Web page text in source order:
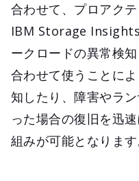
合わせて、プロアク
IBM Storage
ークロードの異常検
合わせて使うことに
知したり、障害やラ
った場合の復旧を迅
組みが可能となります